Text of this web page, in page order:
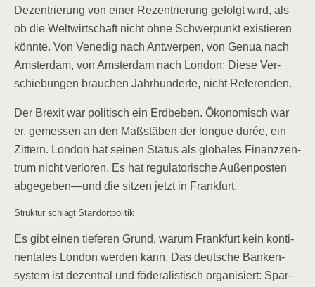
Dezen­trie­rung von einer Rezen­trie­rung gefolgt wird, als
ob die Welt­wirt­schaft nicht ohne Schwer­punkt exis­tie­ren
könn­te. Von Vene­dig nach Ant­wer­pen, von Genua nach
Ams­ter­dam, von Ams­ter­dam nach Lon­don: Die­se Ver­
schie­bun­gen brau­chen Jahr­hun­der­te, nicht Referenden.
Der Brexit war poli­tisch ein Erd­be­ben. Öko­no­misch war
er, gemes­sen an den Maß­stä­ben der longue durée, ein
Zit­tern. Lon­don hat sei­nen Sta­tus als glo­ba­les Finanz­zen­
trum nicht ver­lo­ren. Es hat regu­la­to­ri­sche Außen­pos­ten
abgegeben—und die sit­zen jetzt in Frankfurt.
Struk­tur schlägt Standortpolitik
Es gibt einen tie­fe­ren Grund, war­um Frank­furt kein kon­ti­
nen­ta­les Lon­don wer­den kann. Das deut­sche Ban­ken­
sys­tem ist dezen­tral und föde­ra­lis­tisch orga­ni­siert: Spar­